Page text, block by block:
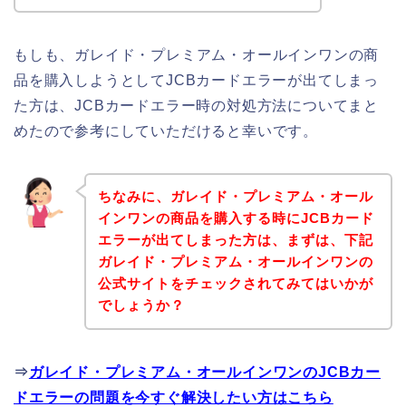
もしも、ガレイド・プレミアム・オールインワンの商
品を購入しようとしてJCBカードエラーが出てしまっ
た方は、JCBカードエラー時の対処方法についてまと
めたので参考にしていただけると幸いです。
ちなみに、ガレイド・プレミアム・オール
インワンの商品を購入する時にJCBカード
エラーが出てしまった方は、まずは、下記
ガレイド・プレミアム・オールインワンの
公式サイトをチェックされてみてはいかが
でしょうか？
⇒ ガレイド・プレミアム・オールインワンのJCBカー
ドエラーの問題を今すぐ解決したい方はこちら